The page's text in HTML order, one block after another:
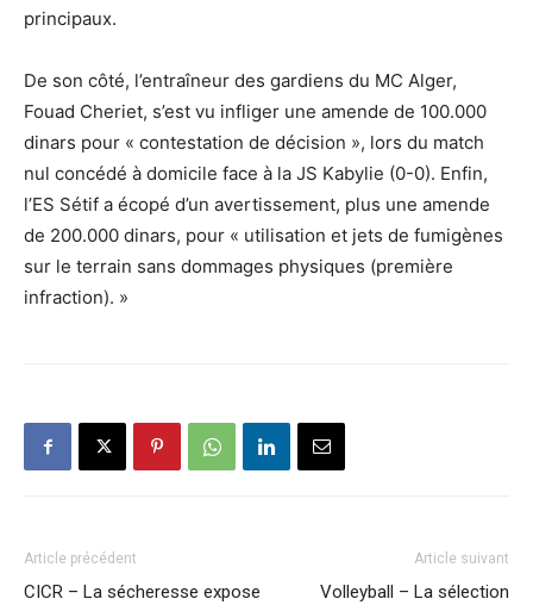
principaux.
De son côté, l’entraîneur des gardiens du MC Alger,
Fouad Cheriet, s’est vu infliger une amende de 100.000
dinars pour « contestation de décision », lors du match
nul concédé à domicile face à la JS Kabylie (0-0). Enfin,
l’ES Sétif a écopé d’un avertissement, plus une amende
de 200.000 dinars, pour « utilisation et jets de fumigènes
sur le terrain sans dommages physiques (première
infraction). »
Article précédent
CICR – La sécheresse expose
Article suivant
Volleyball – La sélection